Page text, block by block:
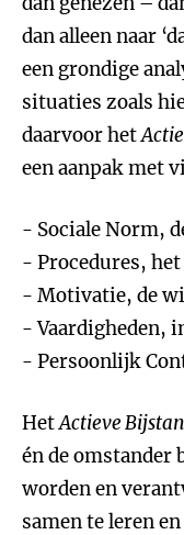
dan alleen naar
een grondige
situaties zoals
daarvoor het
een aanpak met
- Sociale Norm,
- Procedures, het
- Motivatie, de
- Vaardigheden,
- Persoonlijk
HetActieve
én de omstander
worden en
samen te leren